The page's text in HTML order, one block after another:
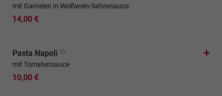
mit Garnelen in Weißwein-Sahnesauce
14,00 €
Pasta Napoli
mit Tomatensauce
10,00 €